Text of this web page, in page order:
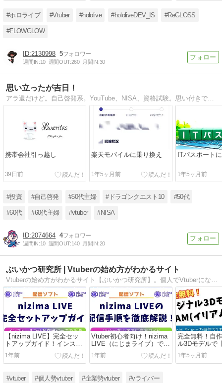
#ホロライブ #Vtuber #hololive #hololiveDEV_IS #ReGLOSS
#FLOWGLOW
2130998 5
週間IN:10 週間OUT:260 月間IN:30
思い立ったが吉日！
アラ還だけど。自己啓発系。YouTube、NISA、資格試験。思い付きでやってみたあれこれを書いてます。
携帯会社引っ越し
39日前
楽天モバイルに乗り換え
1年5ヶ月前
ITパスポート
1年5ヶ月前
#投資 #自己啓発 #50代主婦 #ドラゴンクエスト10 #50代
#60代 #60代主婦 #vtuber #NISA
2074664 4
週間IN:10 週間OUT:140 月間IN:20
ぶいかつ研究所 | Vtuberの始め方がわかるサイト
Vtuberの始め方がわかるサイト【ぶいかつ研究所】。個人でVtuberになるために必要な機材やおすすめのスマホアプリなどを解説しています。
【nizima LIVE】完全セッ
トアップガイド！インスト
ール～動作確認の手順を解
説！
1年前
Vtuber初心者向け！nizima
LIVE（にじまライブ）での
配信手順を徹底解説【完全
ガイド】
1年前
完全無料！自
ル3Dモデルで
アム)】デビュ
1年5ヶ月前
#vtuber #個人勢vtuber #企業勢vtuber #vライバー